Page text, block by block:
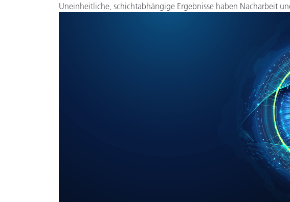
Uneinheitliche, schichtabhängige Ergebnisse haben Nacharbeit